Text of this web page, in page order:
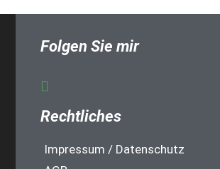
Folgen Sie mir
Rechtliches
Impressum / Datenschutz